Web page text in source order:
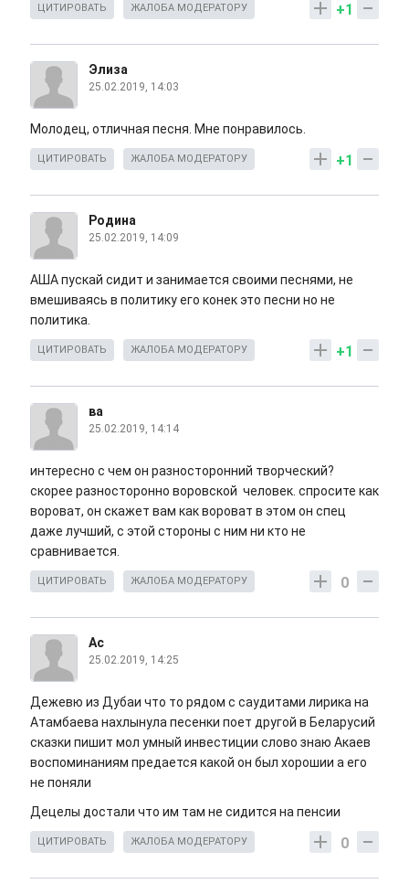
+1
ЦИТИРОВАТЬ ЖАЛОБА МОДЕРАТОРУ
Элиза
25.02.2019, 14:03
Молодец, отличная песня. Мне понравилось.
+1
ЦИТИРОВАТЬ ЖАЛОБА МОДЕРАТОРУ
Родина
25.02.2019, 14:09
АША пускай сидит и занимается своими песнями, не
вмешиваясь в политику его конек это песни но не
политика.
+1
ЦИТИРОВАТЬ ЖАЛОБА МОДЕРАТОРУ
ва
25.02.2019, 14:14
интересно с чем он разносторонний творческий?
скорее разносторонно воровской человек. спросите как
вороват, он скажет вам как вороват в этом он спец
даже лучший, с этой стороны с ним ни кто не
сравнивается.
0
ЦИТИРОВАТЬ ЖАЛОБА МОДЕРАТОРУ
Ас
25.02.2019, 14:25
Дежевю из Дубаи что то рядом с саудитами лирика на
Атамбаева нахлынула песенки поет другой в Беларусий
сказки пишит мол умный инвестиции слово знаю Акаев
воспоминаниям предается какой он был хорошии а его
не поняли
Децелы достали что им там не сидится на пенсии
0
ЦИТИРОВАТЬ ЖАЛОБА МОДЕРАТОРУ